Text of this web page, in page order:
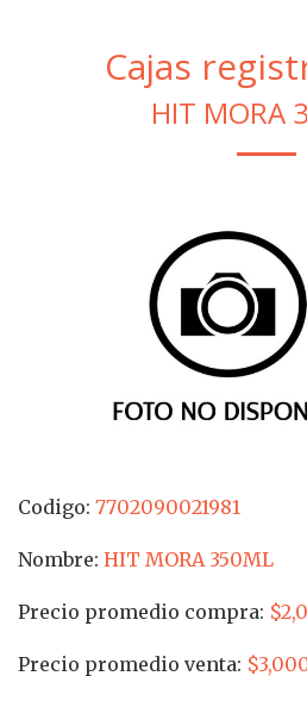
Cajas
HIT MORA
Codigo: 7702090021981
Nombre: HIT MORA 350ML
Precio promedio compra:
Precio promedio venta: